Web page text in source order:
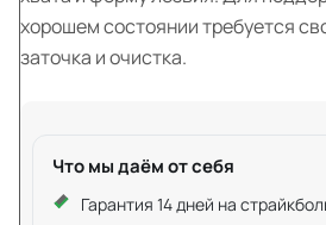
хорошем состоянии требуется
заточка и очистка.
Что мы даём от себя
Гарантия 14 дней на